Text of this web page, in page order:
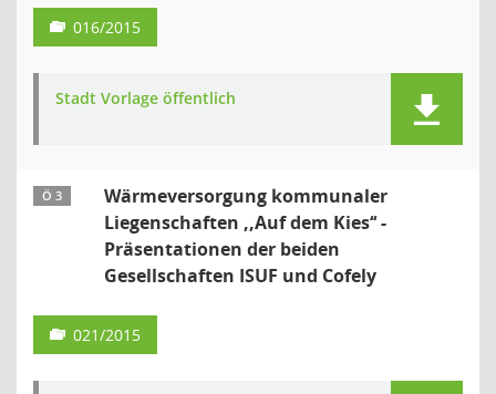
016/2015
Stadt Vorlage öffentlich
Ö 3
Wärmeversorgung kommunaler
Liegenschaften ,,Auf dem Kies‘‘ -
Präsentationen der beiden
Gesellschaften ISUF und Cofely
021/2015